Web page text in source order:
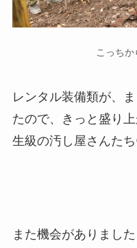
こっち
レンタル装備類が、
たので、きっと盛り
生級の汚し屋さんた
また機会がありまし